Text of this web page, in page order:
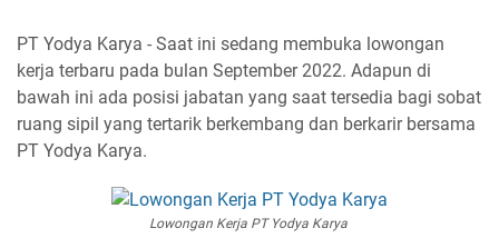
PT Yodya Karya - Saat ini sedang membuka lowongan
kerja terbaru pada bulan September 2022. Adapun di
bawah ini ada posisi jabatan yang saat tersedia bagi sobat
ruang sipil yang tertarik berkembang dan berkarir bersama
PT Yodya Karya.
Lowongan Kerja PT Yodya Karya